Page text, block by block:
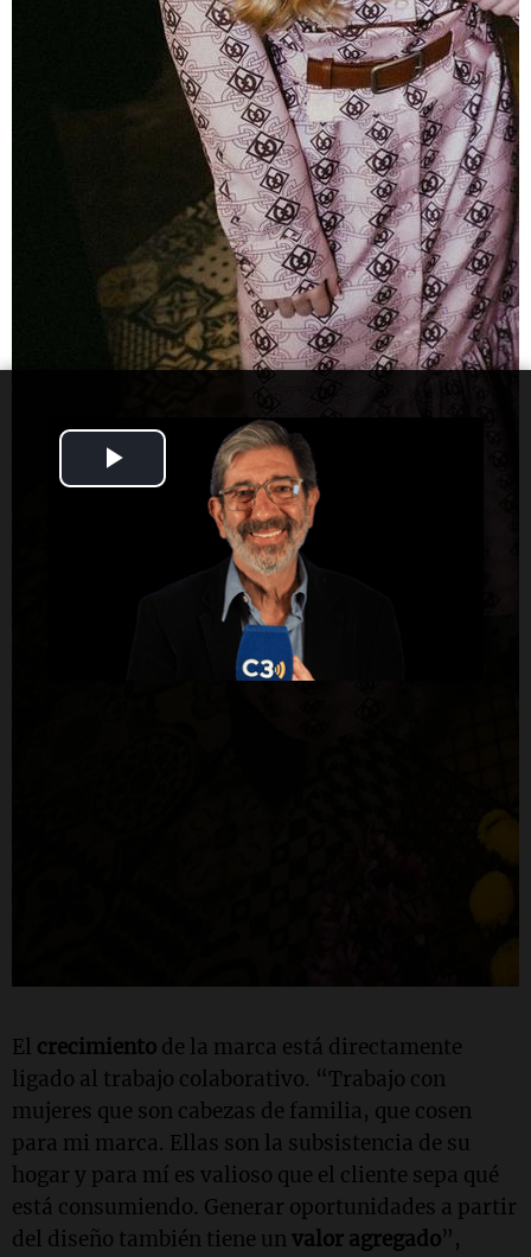
Video
El crecimiento de la marca está directamente
ligado al trabajo colaborativo. “Trabajo con
mujeres que son cabezas de familia, que cosen
para mi marca. Ellas son la subsistencia de su
hogar y para mí es valioso que el cliente sepa qué
está consumiendo. Generar oportunidades a partir
del diseño también tiene unvalor agregado”,